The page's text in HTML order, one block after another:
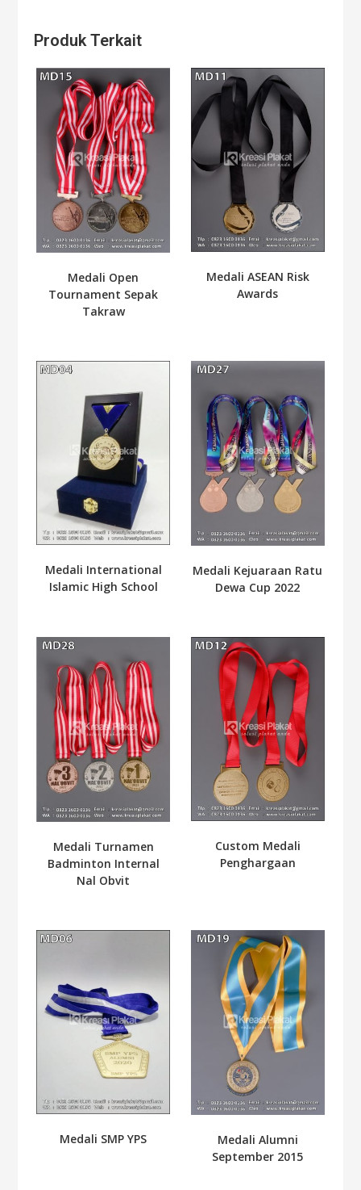
Produk Terkait
Medali Open
Tournament Sepak
Takraw
Medali ASEAN Risk
Awards
Medali International
Islamic High School
Medali Kejuaraan Ratu
Dewa Cup 2022
Medali Turnamen
Badminton Internal
Nal Obvit
Custom Medali
Penghargaan
Medali SMP YPS
Medali Alumni
September 2015